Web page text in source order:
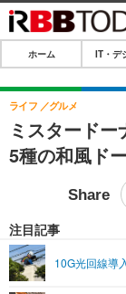
ホーム
IT・デジタル
IT・デジタ
ショッピ
SPEED TEST
エンタメ
ライフTOP
リリース一覧
ホーム IT・デ
ミスタード
5種の和風ド
ライフ グルメ
注目記事
10G光回線導